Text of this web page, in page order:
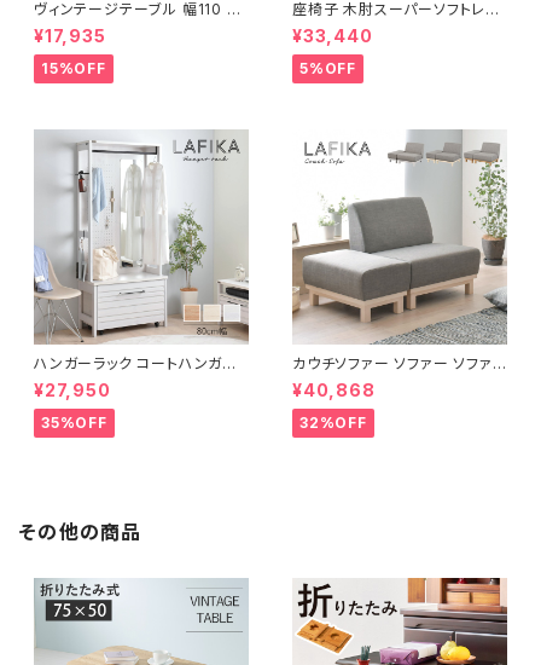
ヴィンテージテーブル 幅110 ダ
イニングテーブル リビングテー
ブル サイドテーブル 新生活 模
様替え
¥17,935
15%OFF
座椅子 木肘スーパーソフトレザ
ー座椅子 リクライニング回転座
椅子 座椅子 父の日 敬老の日
プレゼント 完成品
¥33,440
5%OFF
ハンガーラック コートハンガー
ワードローブ フリーラック クロ
ーゼット 幅80 新生活 一人暮ら
し
¥27,950
35%OFF
カウチソファー ソファー ソファ
オットマン 1.5人掛 け新生活 一
人暮らし 完成品
¥40,868
32%OFF
その他の商品